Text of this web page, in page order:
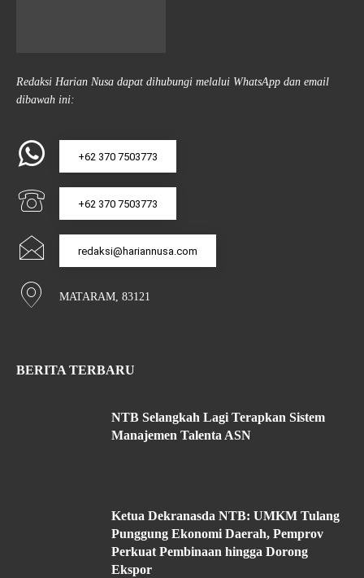
Redaksi Harian Nusa dapat dihubungi melalui WhatsApp dan email
dibawah ini:
+62 370 7503773
+62 370 7503773
redaksi@hariannusa.com
MATARAM, 83121
BERITA TERBARU
NTB Selangkah Lagi Terapkan Sistem
Manajemen Talenta ASN
Ketua Dekranasda NTB: UMKM Tulang
Punggung Ekonomi Daerah, Pemprov
Perkuat Pembinaan hingga Dorong
Ekspor